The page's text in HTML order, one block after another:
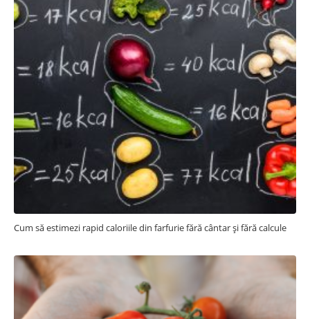
Cum să estimezi rapid caloriile din farfurie fără cântar și fără calcule